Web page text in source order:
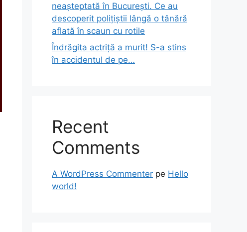
neașteptată în București. Ce au
descoperit polițiștii lângă o tânără
aflată în scaun cu rotile
Îndrăgita actriță a murit! S-a stins
în accidentul de pe…
Recent
Comments
A WordPress Commenter pe Hello
world!